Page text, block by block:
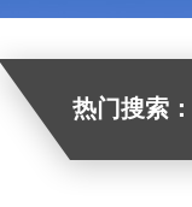
热门搜索：